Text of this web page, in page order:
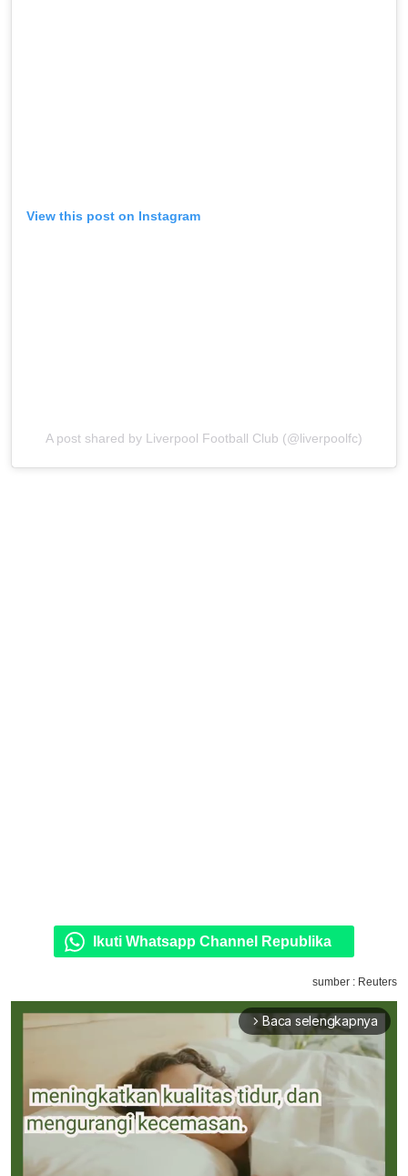
View this post on Instagram
A post shared by Liverpool Football Club (@liverpoolfc)
Ikuti Whatsapp Channel Republika
sumber : Reuters
arrow_forward_ios Baca selengkapnya